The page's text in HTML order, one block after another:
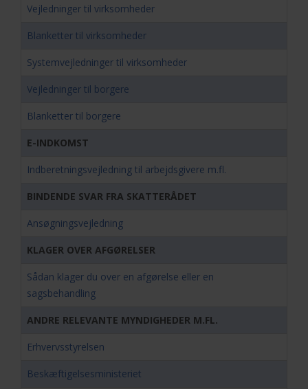
Vejledninger til virksomheder
Blanketter til virksomheder
Systemvejledninger til virksomheder
Vejledninger til borgere
Blanketter til borgere
E-INDKOMST
Indberetningsvejledning til arbejdsgivere m.fl.
BINDENDE SVAR FRA SKATTERÅDET
Ansøgningsvejledning
KLAGER OVER AFGØRELSER
Sådan klager du over en afgørelse eller en
sagsbehandling
ANDRE RELEVANTE MYNDIGHEDER M.FL.
Erhvervsstyrelsen
Beskæftigelsesministeriet